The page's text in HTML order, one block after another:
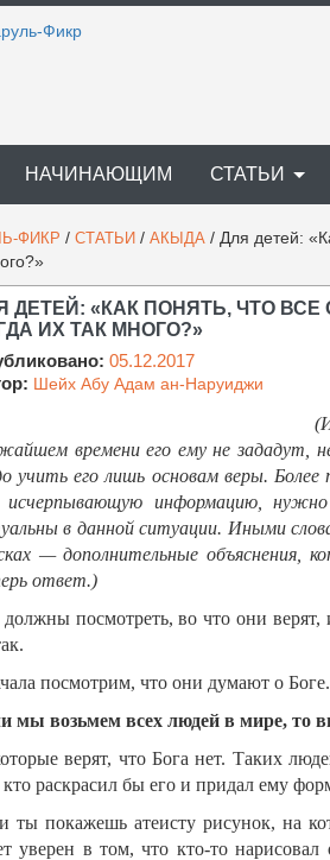
НАЧИНАЮЩИМ СТАТЬИ
ФИКР / СТАТЬИ / АКЫДА / Для детей:
ДЕТЕЙ: «КАК ПОНЯТЬ, ЧТО
ИХ ТАК МНОГО?»
05.12.2017
Шейх Абу Адам ан-Наруиджи
времени его ему не зададут,
учить его лишь основам веры. Более
исчерпывающую информацию,
в данной ситуации. Иными
— дополнительные объяснения,
ответ.)
посмотреть, во что они
посмотрим, что они думают о Боге.
мы возьмем всех людей в мире, то
верят, что Бога нет. Таких
кто раскрасил бы его и придал ему
ты покажешь атеисту рисунок, на
уверен в том, что кто-то